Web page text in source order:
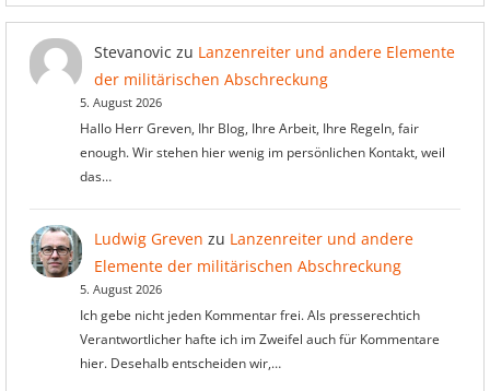
Stevanovic zu Lanzenreiter und andere Elemente
der militärischen Abschreckung
5. August 2026
Hallo Herr Greven, Ihr Blog, Ihre Arbeit, Ihre Regeln, fair
enough. Wir stehen hier wenig im persönlichen Kontakt, weil
das…
Ludwig Greven zu Lanzenreiter und andere
Elemente der militärischen Abschreckung
5. August 2026
Ich gebe nicht jeden Kommentar frei. Als presserechtich
Verantwortlicher hafte ich im Zweifel auch für Kommentare
hier. Desehalb entscheiden wir,…